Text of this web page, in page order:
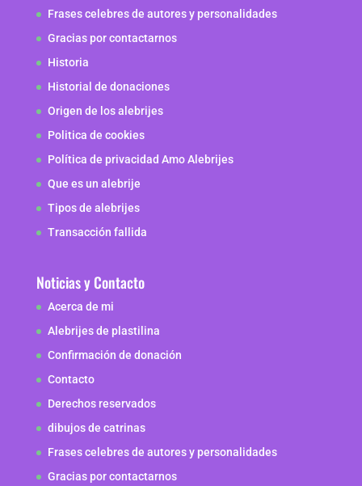
Frases celebres de autores y personalidades
Gracias por contactarnos
Historia
Historial de donaciones
Origen de los alebrijes
Politica de cookies
Política de privacidad Amo Alebrijes
Que es un alebrije
Tipos de alebrijes
Transacción fallida
Noticias y Contacto
Acerca de mi
Alebrijes de plastilina
Confirmación de donación
Contacto
Derechos reservados
dibujos de catrinas
Frases celebres de autores y personalidades
Gracias por contactarnos